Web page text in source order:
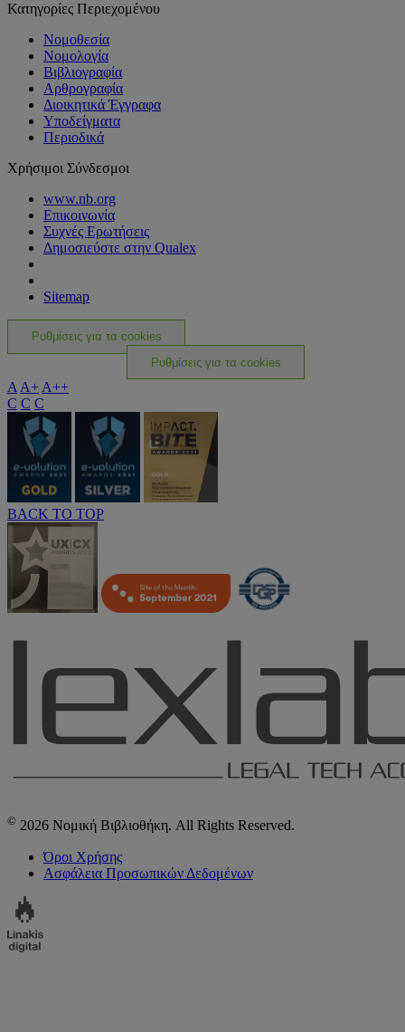
Κατηγορίες Περιεχομένου
Νομοθεσία
Νομολογία
Βιβλιογραφία
Αρθρογραφία
Διοικητικά Έγγραφα
Υποδείγματα
Περιοδικά
Χρήσιμοι Σύνδεσμοι
www.nb.org
Επικοινωνία
Συχνές Ερωτήσεις
Δημοσιεύστε στην Qualex
Sitemap
Ρυθμίσεις για τα cookies
Ρυθμίσεις για τα cookies
A A+ A++
C C C
BACK TO TOP
© 2026 Νομική Βιβλιοθήκη. All Rights Reserved.
Όροι Χρήσης
Ασφάλεια Προσωπικών Δεδομένων